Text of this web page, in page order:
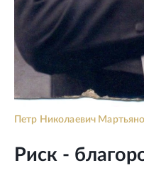
Петр Николаевич
Риск -